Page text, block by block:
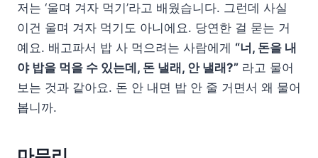
저는 ‘울며 겨자 먹기’라고 배웠습니다. 그런데 사실
이건 울며 겨자 먹기도 아니에요. 당연한 걸 묻는 거
예요. 배고파서 밥 사 먹으려는 사람에게 “너, 돈을 내
야 밥을 먹을 수 있는데, 돈 낼래, 안 낼래?” 라고 물어
보는 것과 같아요. 돈 안 내면 밥 안 줄 거면서 왜 물어
봅니까.